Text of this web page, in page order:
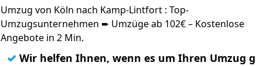
Umzug von Köln nach Kamp-Lintfort : Top-
Umzugsunternehmen ➨ Umzüge ab 102€ – Kostenlose
Angebote in 2 Min.
✓ Wir helfen Ihnen, wenn es um Ihren Umzug